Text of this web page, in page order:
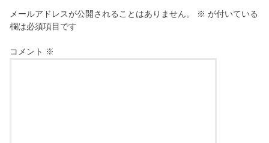
メールアドレスが公開されることはありません。 ※ が付いている
欄は必須項目です
コメント ※